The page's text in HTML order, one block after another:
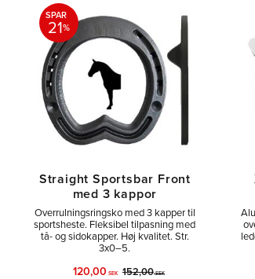
Straight Sportsbar Front
med 3 kappor
Overrulningsringsko med 3 kapper til
sportsheste. Fleksibel tilpasning med
tå- og sidokapper. Høj kvalitet. Str.
3x0–5.
120,00 SEK 152,00SEK
SPAR
21%